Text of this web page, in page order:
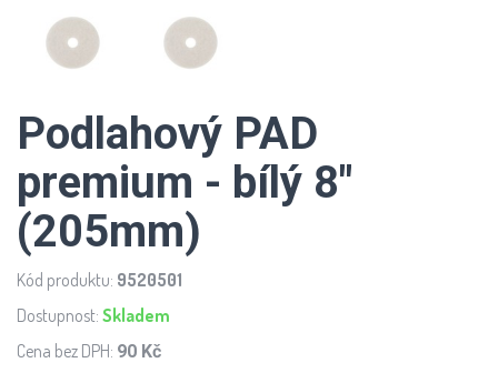
Podlahový PAD
premium - bílý 8"
(205mm)
Kód produktu: 9520501
Dostupnost: Skladem
Cena bez DPH: 90 Kč